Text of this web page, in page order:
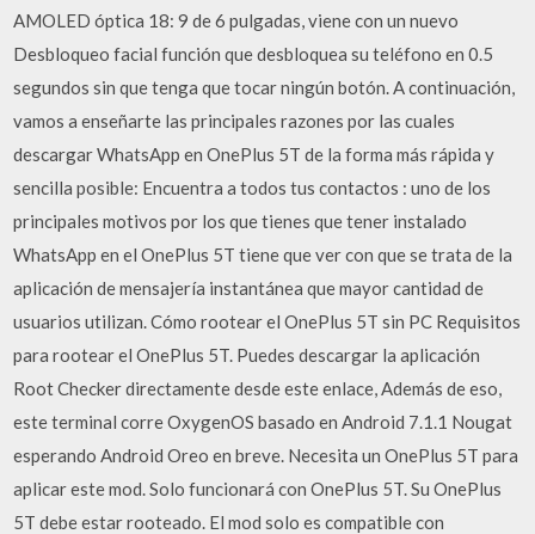
AMOLED óptica 18: 9 de 6 pulgadas, viene con un nuevo
Desbloqueo facial función que desbloquea su teléfono en 0.5
segundos sin que tenga que tocar ningún botón. A continuación,
vamos a enseñarte las principales razones por las cuales
descargar WhatsApp en OnePlus 5T de la forma más rápida y
sencilla posible: Encuentra a todos tus contactos : uno de los
principales motivos por los que tienes que tener instalado
WhatsApp en el OnePlus 5T tiene que ver con que se trata de la
aplicación de mensajería instantánea que mayor cantidad de
usuarios utilizan. Cómo rootear el OnePlus 5T sin PC Requisitos
para rootear el OnePlus 5T. Puedes descargar la aplicación
Root Checker directamente desde este enlace, Además de eso,
este terminal corre OxygenOS basado en Android 7.1.1 Nougat
esperando Android Oreo en breve. Necesita un OnePlus 5T para
aplicar este mod. Solo funcionará con OnePlus 5T. Su OnePlus
5T debe estar rooteado. El mod solo es compatible con